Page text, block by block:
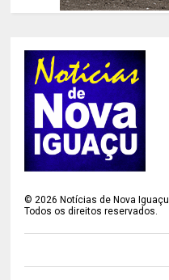
©2026 Notícias de Nova Iguaçu
Todos os direitos reservados.